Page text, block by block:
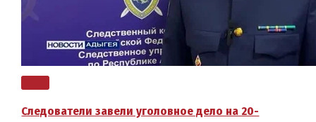
Следователи завели уголовное дело на 20-